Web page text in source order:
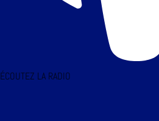
ÉCOUTEZ LA RADIO